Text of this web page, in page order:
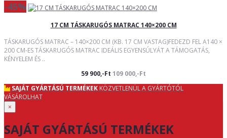
-45%
17 CM TÁSKARUGÓS MATRAC 140×200 CM
TÁSKARUGÓS MATRAC – 140×200 CM (KB. 17 CM VASTAG)FEDEZD FEL A140 ×
200 CM-ES TÁSKARUGÓS MATRAC IDEÁLIS EGYENSÚLYÁT A TÁMOGATÁS,
KÉNYELEM ÉS ..
59 900,-Ft 109 000,-Ft
SAJÁT GYÁRTÁSÚ TERMÉKEK KÖZVETLENÜL A GYÁRTÓTÓL
VÁSÁROLHAT
×
SAJÁT GYÁRTÁSÚ TERMÉKEK